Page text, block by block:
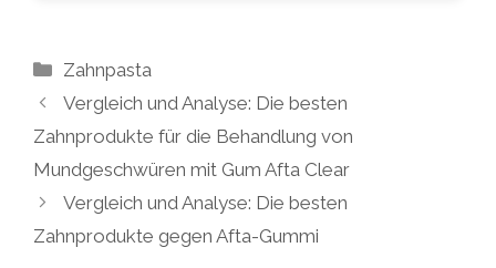
Kategorien
Zahnpasta
Vergleich und Analyse: Die besten
Zahnprodukte für die Behandlung von
Mundgeschwüren mit Gum Afta Clear
Vergleich und Analyse: Die besten
Zahnprodukte gegen Afta-Gummi